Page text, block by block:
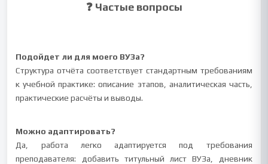
❓ Частые вопросы
Подойдет ли для моего ВУЗа?
Структура отчёта соответствует стандартным требованиям
к учебной практике: описание этапов, аналитическая часть,
практические расчёты и выводы.
Можно адаптировать?
Да, работа легко адаптируется под требования
преподавателя: добавить титульный лист ВУЗа, дневник